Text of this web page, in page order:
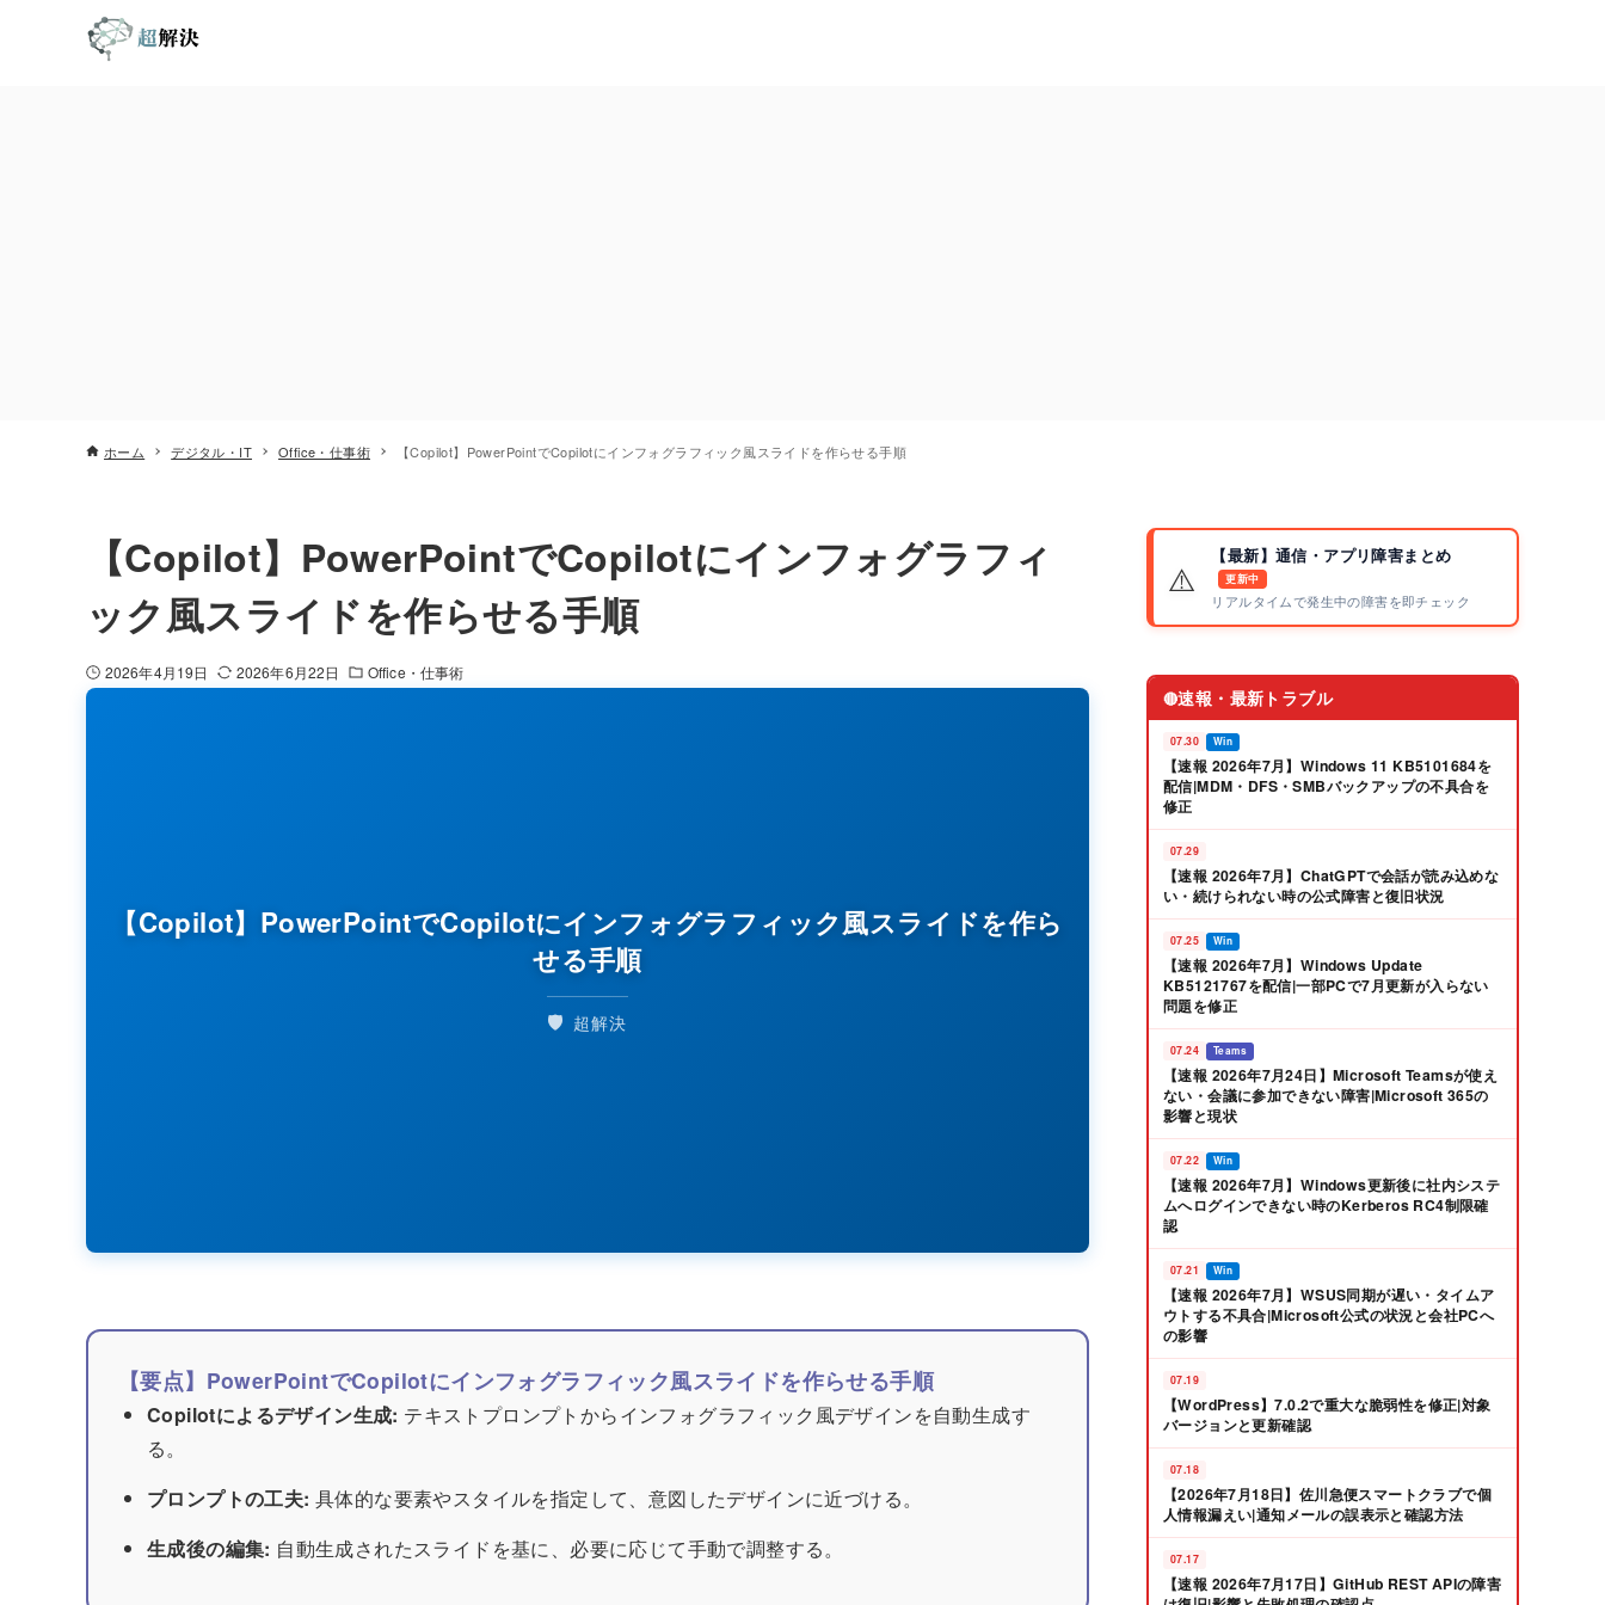
ホーム デジタル・IT Office・仕事術 【Copilot】PowerPointでCopilotにインフォグラフィック風スライドを作らせる手順
【Copilot】PowerPointでCopilotにインフォグラフィ
ック風スライドを作らせる手順
2026年4月19日 2026年6月22日 Office・仕事術
【Copilot】PowerPointでCopilotにインフォグラフィック風スライドを作ら
せる手順
🛡️ 超解決
【要点】PowerPointでCopilotにインフォグラフィック風スライドを作らせる手順
Copilotによるデザイン生成: テキストプロンプトからインフォグラフィック風デザインを自動生成す
る。
プロンプトの工夫: 具体的な要素やスタイルを指定して、意図したデザインに近づける。
生成後の編集: 自動生成されたスライドを基に、必要に応じて手動で調整する。
⚠️ 【最新】通信・アプリ障害まとめ
更新中
リアルタイムで発生中の障害を即チェック
🔴速報・最新トラブル
07.30 Win
【速報 2026年7月】Windows 11 KB5101684を
配信|MDM・DFS・SMBバックアップの不具合を
修正
07.29
【速報 2026年7月】ChatGPTで会話が読み込めな
い・続けられない時の公式障害と復旧状況
07.25 Win
【速報 2026年7月】Windows Update
KB5121767を配信|一部PCで7月更新が入らない
問題を修正
07.24 Teams
【速報 2026年7月24日】Microsoft Teamsが使え
ない・会議に参加できない障害|Microsoft 365の
影響と現状
07.22 Win
【速報 2026年7月】Windows更新後に社内システ
ムへログインできない時のKerberos RC4制限確
認
07.21 Win
【速報 2026年7月】WSUS同期が遅い・タイムア
ウトする不具合|Microsoft公式の状況と会社PCへ
の影響
07.19
【WordPress】7.0.2で重大な脆弱性を修正|対象
バージョンと更新確認
07.18
【2026年7月18日】佐川急便スマートクラブで個
人情報漏えい|通知メールの誤表示と確認方法
07.17
【速報 2026年7月17日】GitHub REST APIの障害